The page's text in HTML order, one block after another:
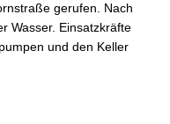
gerufen. Nach
Wasser. Einsatzkräfte
und den Keller